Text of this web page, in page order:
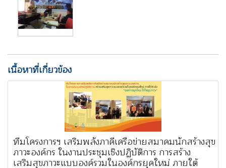
เนื้อหาที่เกี่ยวข้อง
ทีมโครงการฯ เสริมพลังภาคีเครือข่ายสมาคมนักสร้างสุข
ภาวะองค์กร ในงานประชุมเชิงปฏิบัติการ การสร้าง
เสริมสุขภาวะแบบองค์รวมในองค์กรยุคใหม่ ภายใต้